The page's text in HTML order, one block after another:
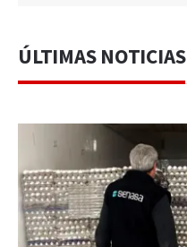
ÚLTIMAS NOTICIAS